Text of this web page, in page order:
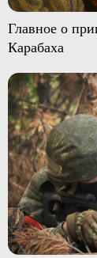
Главное о
Карабаха